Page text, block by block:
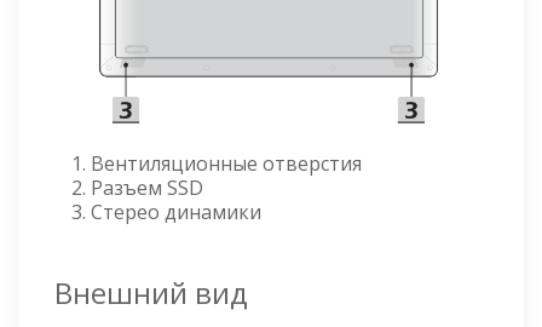
Вентиляционные отверстия
Разъем SSD
Стерео динамики
Внешний вид